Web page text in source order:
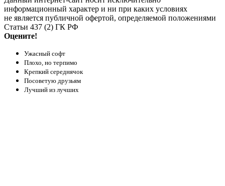
информационный характер и ни при каких условиях
не является публичной офертой, определяемой положениями
Статьи 437 (2) ГК РФ
Оцените!
Ужасный софт
Плохо, но терпимо
Крепкий середнячок
Посоветую друзьям
Лучший из лучших